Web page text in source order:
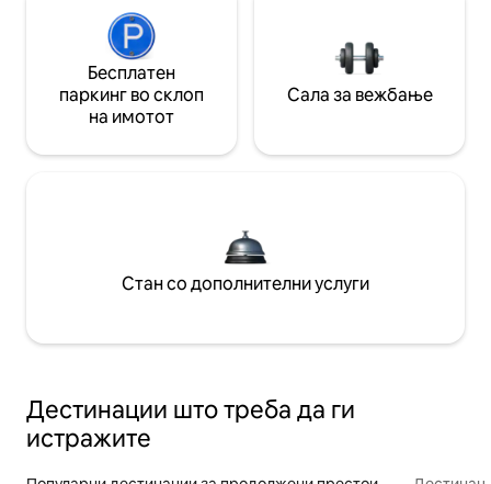
Бесплатен
паркинг во склоп
на имотот
Сала за вежбање
Стан со дополнителни услуги
Дестинации што треба да ги
истражите